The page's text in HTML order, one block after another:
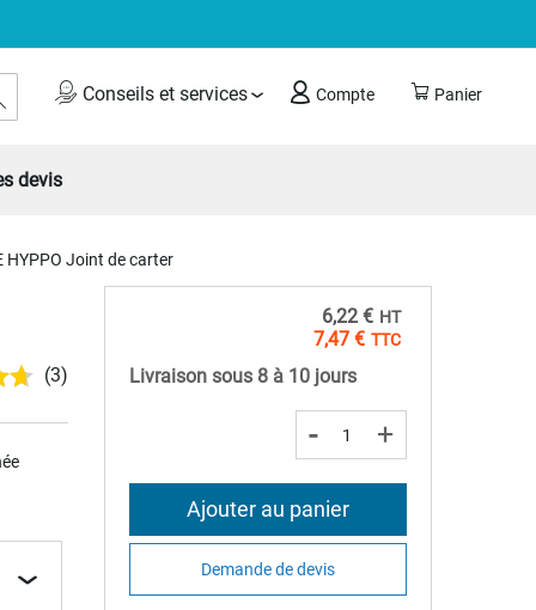
Panier
Conseils et services Compte
Rechercher
devis
HYPPO Joint de carter
(3)
7,47 €
6,22 €
Livraison sous 8 à 10 jours
- +
Ajouter au panier
Demande de devis